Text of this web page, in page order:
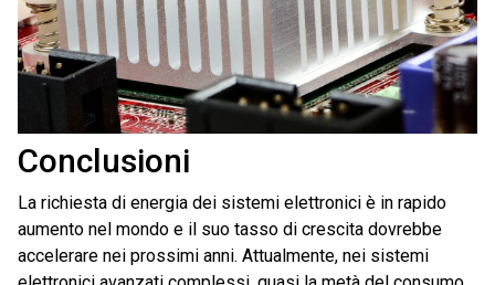
Conclusioni
La richiesta di energia dei sistemi elettronici è in rapido
aumento nel mondo e il suo tasso di crescita dovrebbe
accelerare nei prossimi anni. Attualmente, nei sistemi